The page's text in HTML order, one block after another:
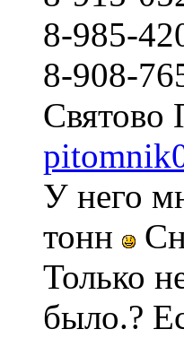
8-985-
8-908-
У него
тонн
Только
было.?